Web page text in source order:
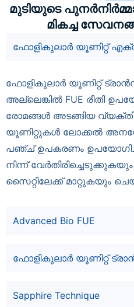
മുടിയുടെ
മികച്ച
ഫോളികുലാർ യൂണിറ്റ്
Advanced Bio FUE
ഫോളികുലാർ യൂണിറ്റ്
Sapphire Technique
ഫോളികുലാർ യൂണിറ്റ്
അല്ലെങ്കിൽ FUE രീതി
രോമങ്ങൾ അടങ്ങിയ
യൂണിറ്റുകൾ ലോക്കൽ
പഞ്ച് ഉപകരണം
നിന്ന്
സൈറ്റിലേക്ക് മാറ്റുകയും